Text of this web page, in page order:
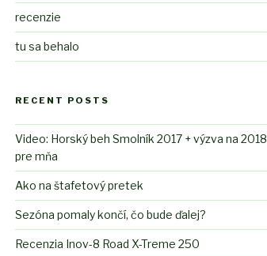
recenzie
tu sa behalo
RECENT POSTS
Video: Horský beh Smolník 2017 + výzva na 2018
pre mňa
Ako na štafetový pretek
Sezóna pomaly končí, čo bude ďalej?
Recenzia Inov-8 Road X-Treme 250